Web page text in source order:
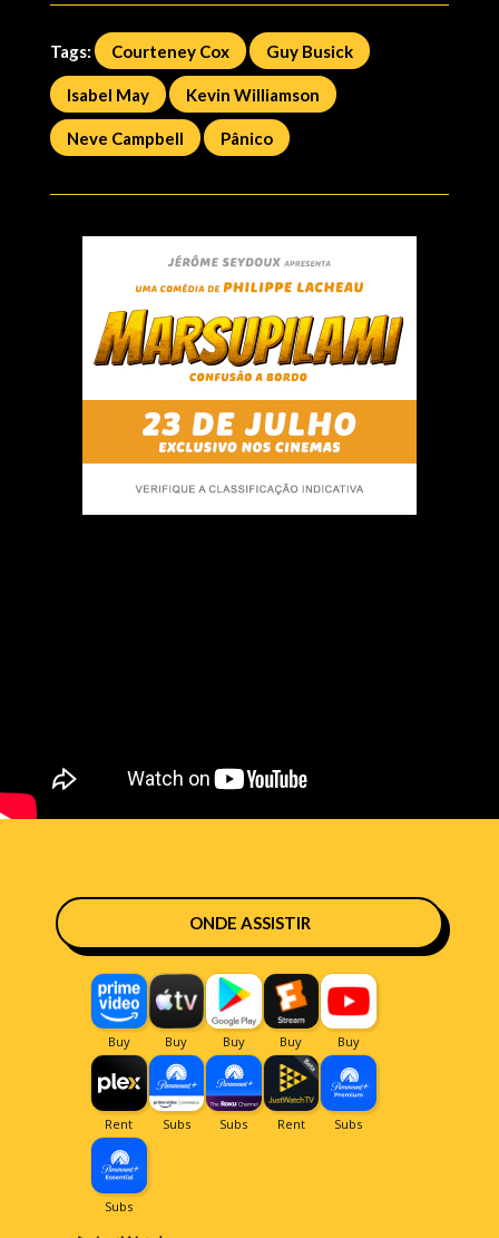
Tags: Courteney Cox Guy Busick
Isabel May Kevin Williamson
Neve Campbell Pânico
ONDE ASSISTIR